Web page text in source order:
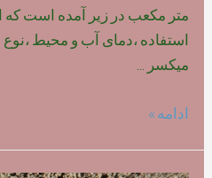
متر مکعب در زیر آمده است که
استفاده ،دمای آب و محیط ،نوع
میکسر …
میزان
ادامه »